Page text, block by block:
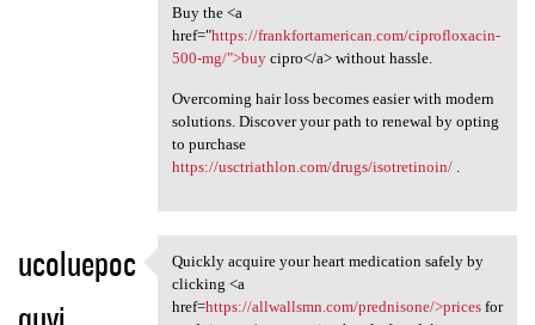
Buy the <a
href="https://frankfortamerican.com/ciprofloxacin-
500-mg/">buycipro</a> without hassle.
Overcoming hair loss becomes easier with modern
solutions. Discover your path to renewal by opting
to purchase
https://usctriathlon.com/drugs/isotretinoin/.
ucoluepoc
Quickly acquire your heart
Quickly acquire your heart medication safely by
clicking <a
href=https://allwallsmn.com/prednisone/>pricesfor